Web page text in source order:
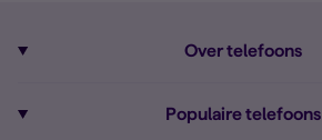
Over telefoons
Populaire telefoons